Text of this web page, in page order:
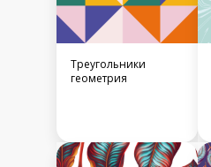
Треугольники
геометрия